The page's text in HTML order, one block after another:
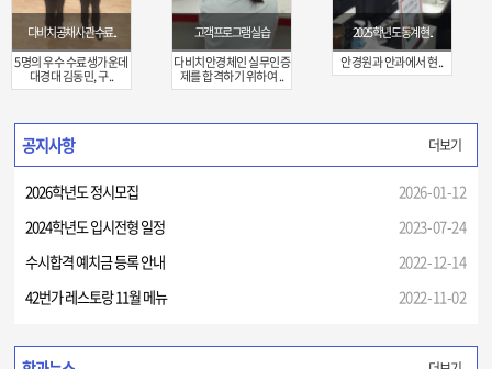
다비치 공채 사관 수료..
5명의 우수 수료생가운데
대경대 김동민, 구..
고객프로그램 실습
다비치안경체인 실무인증
제를 합격하기 위하여 ..
2025학년도 동계 현..
안경원과 안과에서 현..
공지사항
2026학년도 정시모집
2026-01-12
2024학년도 입시전형 일정
2023-07-24
수시합격 예치금 등록 안내
2022-12-14
42번가 레스토랑 11월 메뉴
2022-11-02
더보기